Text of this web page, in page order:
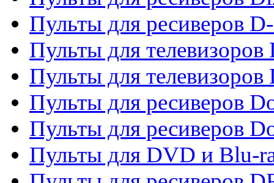
Пульты для ресиверов
Пульты для телевизоров
Пульты для
Пульты для ресиверов
Пульты для ресиверов
Пульты для DVD и Blu-